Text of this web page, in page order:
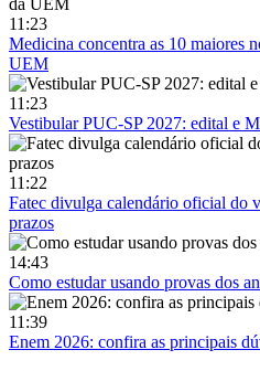
11:23
Medicina concentra as 10 maiores
UEM
11:23
Vestibular PUC-SP 2027: edital e
11:22
Fatec divulga calendário oficial do
prazos
14:43
Como estudar usando provas dos
11:39
Enem 2026: confira as principais